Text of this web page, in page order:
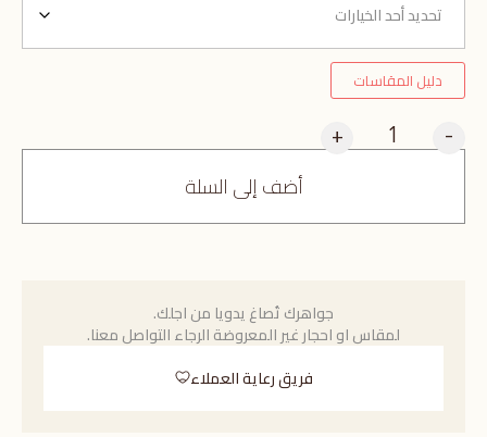
دليل المقاسات
-
+
أضف إلى السلة
جواهرك تُصاغ يدويا من اجلك.
لمقاس او احجار غير المعروضة الرجاء التواصل معنا.
فريق رعاية العملاء